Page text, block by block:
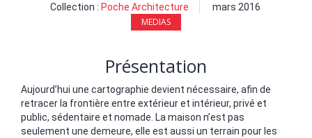
Collection : Poche Architecture mars 2016
MEDIAS
Présentation
Aujourd’hui une cartographie devient nécessaire, afin de
retracer la frontière entre extérieur et intérieur, privé et
public, sédentaire et nomade. La maison n’est pas
seulement une demeure, elle est aussi un terrain pour les